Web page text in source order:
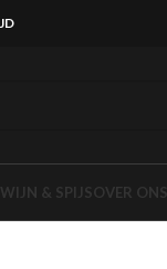
WIJN & SPIJSOVER ONS